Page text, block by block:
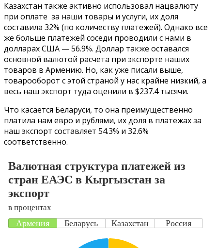
Казахстан также активно использовал нацвалюту
при оплате за наши товары и услуги, их доля
составила 32% (по количеству платежей). Однако все
же больше платежей соседи проводили с нами в
долларах США — 56.9%. Доллар также оставался
основной валютой расчета при экспорте наших
товаров в Армению. Но, как уже писали выше,
товарооборот с этой страной у нас крайне низкий, а
весь наш экспорт туда оценили в $237.4 тысячи.
Что касается Беларуси, то она преимущественно
платила нам евро и рублями, их доля в платежах за
наш экспорт составляет 54.3% и 32.6%
соответственно.